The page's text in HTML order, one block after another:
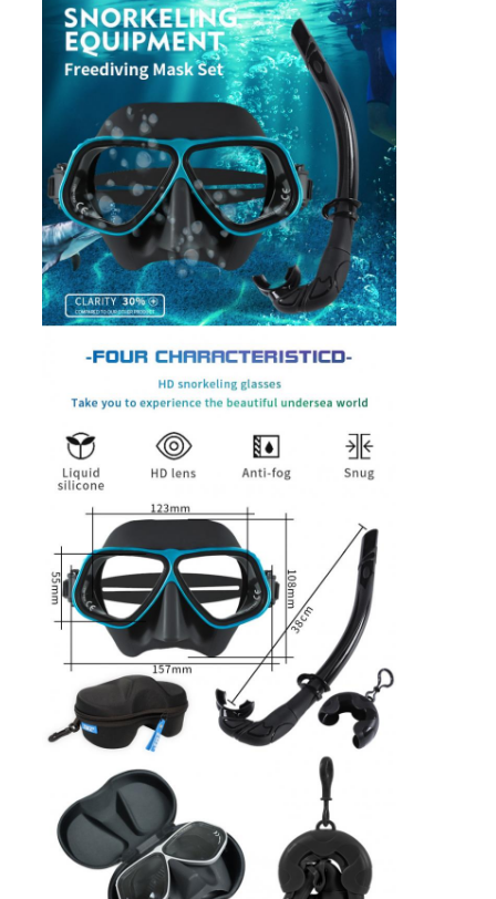
Huis
Producten
Fabriekstocht
Kwaliteitscontrole
Neem contact met ons op
Nieuws
Gevallen
Adult duikmasker
Kinderen duikpak
Duiksnorkel